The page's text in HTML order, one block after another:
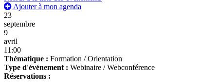
Ajouter à mon agenda
23
septembre
9
avril
11:00
Thématique : Formation / Orientation
Type d'événement : Webinaire / Webconférence
Réservations :